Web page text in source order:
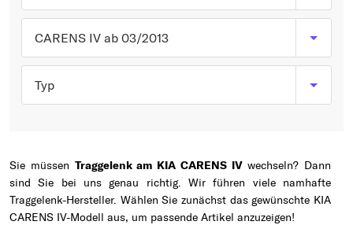
CARENS IV ab 03/2013
Typ
Sie müssen Traggelenk am KIA CARENS IVwechseln? Dann
sind Sie bei uns genau richtig. Wir führen viele namhafte
Traggelenk-Hersteller. Wählen Sie zunächst das gewünschte KIA
CARENS IV-Modell aus, um passende Artikel anzuzeigen!